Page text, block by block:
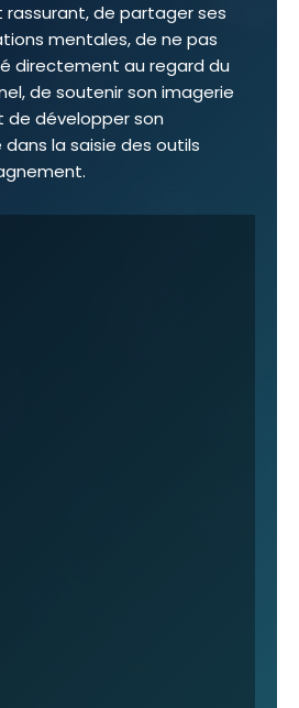
de partager ses
mentales, de ne pas
directement au regard du
de soutenir son imagerie
développer son
la saisie des outils